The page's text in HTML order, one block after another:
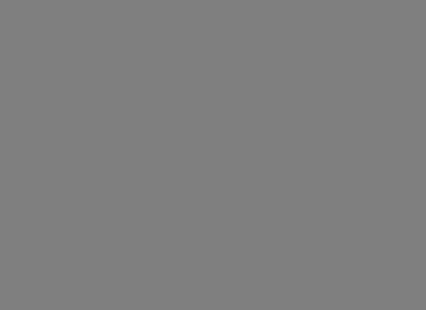
t.o.m. 2027-01-31 (ny prövning),
transformatorstation, Norrmjöle 2:6)
Sävar 61:1)